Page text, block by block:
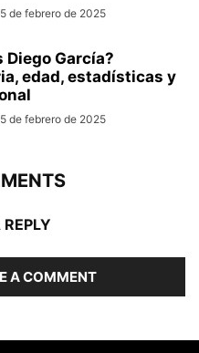
5 de febrero de 2025
Diego García?
edad, estadísticas y
5 de febrero de 2025
A COMMENT